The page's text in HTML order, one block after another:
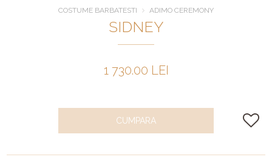
COSTUME BARBATESTI ADIMO CEREMONY
SIDNEY
1 730.00 LEI
CUMPARA